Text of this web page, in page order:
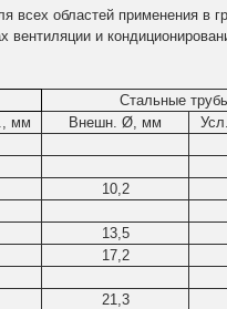
всех областей применения в
вентиляции и
Стальные
мм Внешн. Ø, мм
10,2
13,5
17,2
21,3